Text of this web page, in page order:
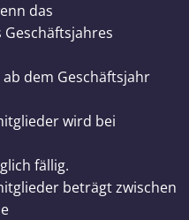
das
dem Geschäftsjahr
wird bei
fällig.
beträgt zwischen